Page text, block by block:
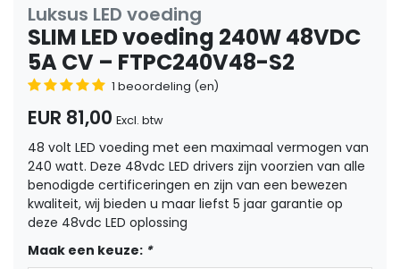
Luksus LED voeding
SLIM LED voeding 240W 48VDC
5A CV – FTPC240V48-S2
1 beoordeling (en)
EUR 81,00 Excl. btw
48 volt LED voeding met een maximaal vermogen van
240 watt. Deze 48vdc LED drivers zijn voorzien van alle
benodigde certificeringen en zijn van een bewezen
kwaliteit, wij bieden u maar liefst 5 jaar garantie op
deze 48vdc LED oplossing
Maak een keuze: *